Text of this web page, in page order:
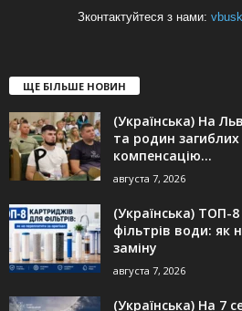
Зконтактуйтеся з нами:
ЩЕ БІЛЬШЕ НОВИН
(Українська) На
та родин
компенсацію...
августа 7, 2026
(Українська) ТОП-
фільтрів води: як
заміну
августа 7, 2026
(Українська) На 7